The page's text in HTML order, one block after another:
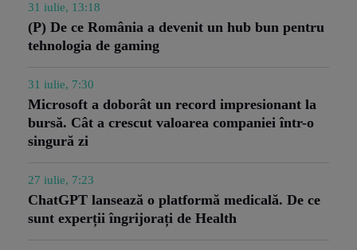
31 iulie, 13:18
(P) De ce România a devenit un hub bun pentru
tehnologia de gaming
31 iulie, 7:30
Microsoft a doborât un record impresionant la
bursă. Cât a crescut valoarea companiei într-o
singură zi
27 iulie, 7:23
ChatGPT lansează o platformă medicală. De ce
sunt experții îngrijorați de Health